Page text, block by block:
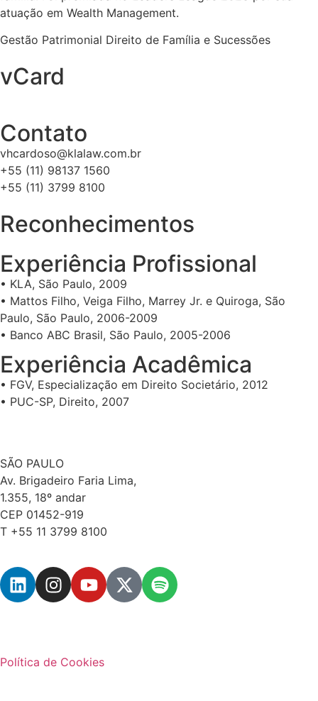
atuação em Wealth Management.
Gestão Patrimonial Direito de Família e Sucessões
vCard
Contato
vhcardoso@klalaw.com.br
+55 (11) 98137 1560
+55 (11) 3799 8100
Reconhecimentos
Experiência Profissional
• KLA, São Paulo, 2009
• Mattos Filho, Veiga Filho, Marrey Jr. e Quiroga, São
Paulo, São Paulo, 2006-2009
• Banco ABC Brasil, São Paulo, 2005-2006
Experiência Acadêmica
• FGV, Especialização em Direito Societário, 2012
• PUC-SP, Direito, 2007
SÃO PAULO
Av. Brigadeiro Faria Lima,
1.355, 18º andar
CEP 01452-919
T +55 11 3799 8100
Política de Cookies